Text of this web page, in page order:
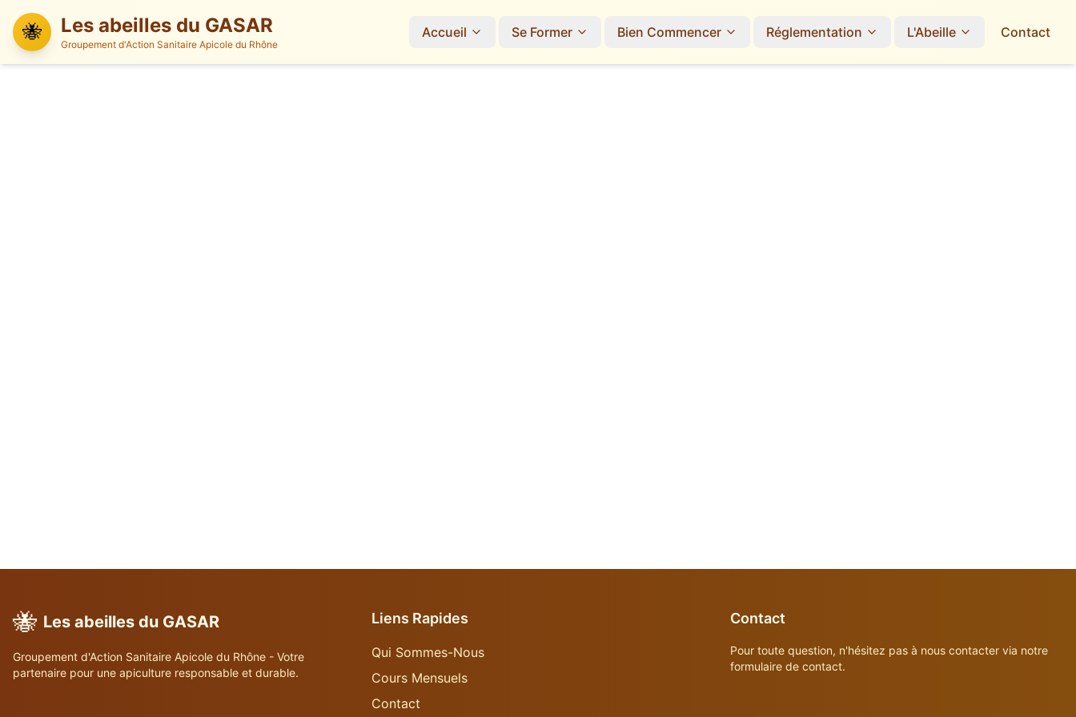
🐝 Les abeilles du GASAR
Groupement d'Action Sanitaire Apicole du Rhône
Accueil Se Former Bien Commencer Réglementation L'Abeille Contact
🐝 Les abeilles du GASAR
Groupement d'Action Sanitaire Apicole du Rhône - Votre
partenaire pour une apiculture responsable et durable.
Liens Rapides
Qui Sommes-Nous
Cours Mensuels
Contact
Contact
Pour toute question, n'hésitez pas à nous contacter via notre
formulaire de contact.